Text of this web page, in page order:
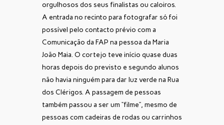
orgulhosos dos seus finalistas ou caloiros.
A entrada no recinto para fotografar só foi
possível pelo contacto prévio com a
Comunicação da FAP na pessoa da Maria
João Maia. O cortejo teve início quase duas
horas depois do previsto e segundo alunos
não havia ninguém para dar luz verde na Rua
dos Clérigos. A passagem de pessoas
também passou a ser um “filme”, mesmo de
pessoas com cadeiras de rodas ou carrinhos